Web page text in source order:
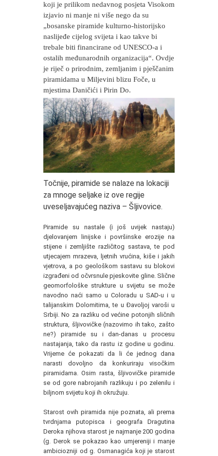
koji je prilikom nedavnog posjeta Visokom
izjavio ni manje ni više nego da su
„bosanske piramide kulturno-historijsko
naslijeđe cijelog svijeta i kao takve bi
trebale biti financirane od UNESCO-a i
ostalih međunarodnih organizacija“. Ovdje
je riječ o prirodnim, zemljanim i pješčanim
piramidama u Miljevini blizu Foče, u
mjestima Daničići i Pirin Do.
Točnije, piramide se nalaze na lokaciji
za mnoge seljake iz ove regije
uveseljavajućeg naziva – Šljivovice.
Piramide su nastale (i još uvijek nastaju)
djelovanjem linijske i površinske erozije na
stijene i zemljište različitog sastava, te pod
utjecajem mrazeva, ljetnih vrućina, kiše i jakih
vjetrova, a po geološkom sastavu su blokovi
izgrađeni od očvrsnule pjeskovite gline. Slične
geomorfološke strukture u svijetu se može
navodno naći samo u Coloradu u SAD-u i u
talijanskim Dolomitima, te u Đavoljoj varoši u
Srbiji. No za razliku od većine potonjih sličnih
struktura, šljivovičke (nazovimo ih tako, zašto
ne?) piramide su i dan-danas u procesu
nastajanja, tako da rastu iz godine u godinu.
Vrijeme će pokazati da li će jednog dana
narasti dovoljno da konkuriraju visočkim
piramidama. Osim rasta, šljivovičke piramide
se od gore nabrojanih razlikuju i po zelenilu i
biljnom svijetu koji ih okružuju.
Starost ovih piramida nije poznata, ali prema
tvrdnjama putopisca i geografa Dragutina
Deroka njihova starost je najmanje 200 godina
(g. Derok se pokazao kao umjereniji i manje
ambiciozniji od g. Osmanagića koji je starost